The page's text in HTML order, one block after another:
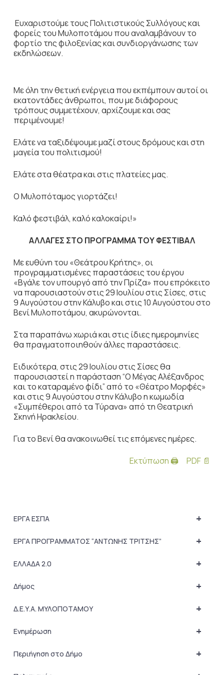
Ευχαριστούμε τους Πολιτιστικούς Συλλόγους και
φορείς του Μυλοποτάμου που αναλαμβάνουν το
φορτίο της φιλοξενίας και συνδιοργάνωσης των
εκδηλώσεων.
Με όλη την θετική ενέργεια που εκπέμπουν αυτοί οι
εκατοντάδες άνθρωποι, που με διάφορους
τρόπους συμμετέχουν, αρχίζουμε και σας
περιμένουμε!
Ελάτε να ταξιδέψουμε μαζί στους δρόμους και στη
μαγεία του πολιτισμού!
Ελάτε στα θέατρα και στις πλατείες μας.
Ο Μυλοπόταμος γιορτάζει!
Καλό φεστιβάλ, καλό καλοκαίρι!»
ΑΛΛΑΓΕΣ ΣΤΟ ΠΡΟΓΡΑΜΜΑ ΤΟΥ ΦΕΣΤΙΒΑΛ
Με ευθύνη του «Θεάτρου Κρήτης», οι
προγραμματισμένες παραστάσεις του έργου
«Βγάλε τον υπουργό από την Πρίζα» που επρόκειτο
να παρουσιαστούν στις 29 Ιουλίου στις Σίσες, στις
9 Αυγούστου στην Κάλυβο και στις 10 Αυγούστου στο
Βενί Μυλοποτάμου, ακυρώνονται.
Στα παραπάνω χωριά και στις ίδιες ημερομηνίες
θα πραγματοποιηθούν άλλες παραστάσεις.
Ειδικότερα, στις 29 Ιουλίου στις Σίσες θα
παρουσιαστεί η παράσταση “Ο Μέγας Αλέξανδρος
και το καταραμένο φίδι” από το «Θέατρο Μορφές»
και στις 9 Αυγούστου στην Κάλυβο η κωμωδία
«Συμπέθεροι από τα Τύρανα» από τη Θεατρική
Σκηνή Ηρακλείου.
Για το Βενί θα ανακοινωθεί τις επόμενες ημέρες.
Εκτύπωση 🖨
PDF 📄
+
ΕΡΓΑ ΕΣΠΑ
+
ΕΡΓΑ ΠΡΟΓΡΑΜΜΑΤΟΣ “ΑΝΤΩΝΗΣ ΤΡΙΤΣΗΣ”
+
ΕΛΛΑΔΑ 2.0
+
Δήμος
+
Δ.Ε.Υ.Α. ΜΥΛΟΠΟΤΑΜΟΥ
+
Ενημέρωση
+
Περιήγηση στο Δήμο